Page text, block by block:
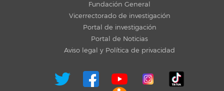
Fundación General
Vicerrectorado de investigación
Portal de investigación
Portal de Noticias
Aviso legal y Política de privacidad